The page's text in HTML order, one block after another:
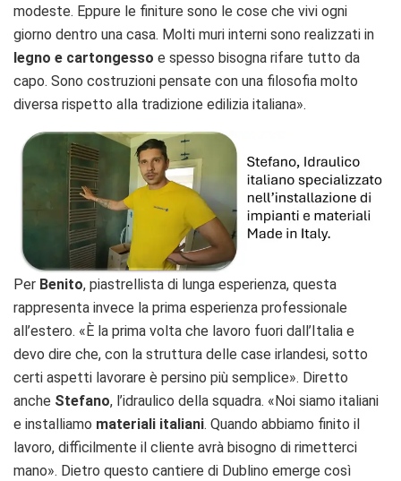
modeste. Eppure le finiture sono le cose che vivi ogni
giorno dentro una casa. Molti muri interni sono realizzati in
legno e cartongesso e spesso bisogna rifare tutto da
capo. Sono costruzioni pensate con una filosofia molto
diversa rispetto alla tradizione edilizia italiana».
Per Benito, piastrellista di lunga esperienza, questa
rappresenta invece la prima esperienza professionale
all’estero. «È la prima volta che lavoro fuori dall’Italia e
devo dire che, con la struttura delle case irlandesi, sotto
certi aspetti lavorare è persino più semplice». Diretto
anche Stefano, l’idraulico della squadra. «Noi siamo italiani
e installiamo materiali italiani. Quando abbiamo finito il
lavoro, difficilmente il cliente avrà bisogno di rimetterci
mano». Dietro questo cantiere di Dublino emerge così